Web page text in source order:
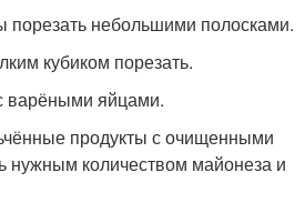
небольшими полосками.
кубиком порезать.
варёными яйцами.
продукты с очищенными
нужным количеством майонеза и